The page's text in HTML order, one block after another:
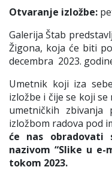
Otvaranje izložbe:
Galerija Štab
Žigona, koja će biti
decembra 2023.
Umetnik koji iza
izložbe i čije se koji
umetničkih zbivanja
izložbom radova pod
će nas obradovati
nazivom “Slike u e-
tokom 2023.